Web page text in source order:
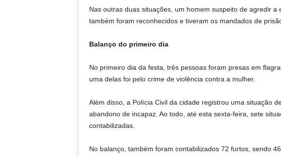
Nas outras duas situações, um homem suspeito de agredir
também foram reconhecidos e tiveram os mandados de
Balanço do primeiro dia
No primeiro dia da festa, três pessoas foram presas em
uma delas foi pelo crime de violência contra a mulher.
Além disso, a Polícia Civil da cidade registrou uma situação
abandono de incapaz. Ao todo, até esta sexta-feira, sete
contabilizadas.
No balanço, também foram contabilizados 72 furtos, sendo